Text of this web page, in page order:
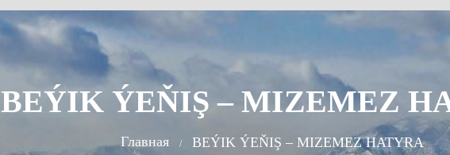
BEÝIK ÝEŇIŞ – MIZEMEZ
Главная BEÝIK ÝEŇIŞ – MIZEMEZ HATYRA